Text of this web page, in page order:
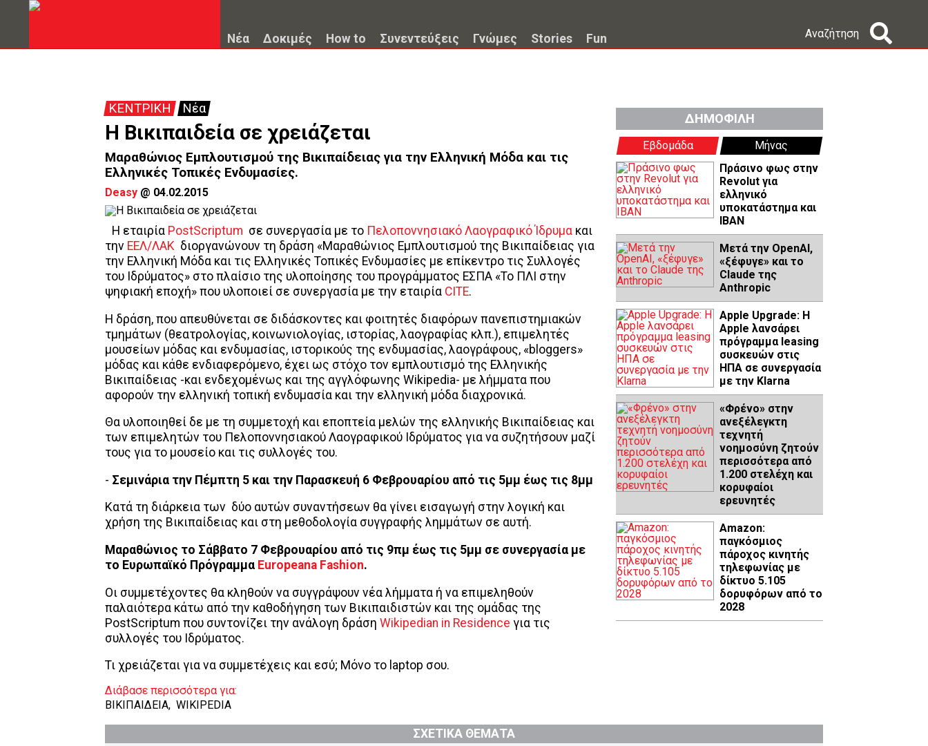
Νέα Δοκιμές How to Συνεντεύξεις Γνώμες Stories Fun Αναζήτηση
ΚΕΝΤΡΙΚΗ Νέα
Η Βικιπαιδεία σε χρειάζεται
Μαραθώνιος Εμπλουτισμού της Βικιπαίδειας για την Ελληνική Μόδα και τις
Ελληνικές Τοπικές Ενδυμασίες.
Deasy @ 04.02.2015
Η εταιρία PostScriptum σε συνεργασία με το Πελοποννησιακό Λαογραφικό Ίδρυμα και
την ΕΕΛ/ΛΑΚ διοργανώνουν τη δράση «Μαραθώνιος Εμπλουτισμού της Βικιπαίδειας για
την Ελληνική Μόδα και τις Ελληνικές Τοπικές Ενδυμασίες με επίκεντρο τις Συλλογές
του Ιδρύματος» στο πλαίσιο της υλοποίησης του προγράμματος ΕΣΠΑ «Το ΠΛΙ στην
ψηφιακή εποχή» που υλοποιεί σε συνεργασία με την εταιρία CITE.
Η δράση, που απευθύνεται σε διδάσκοντες και φοιτητές διαφόρων πανεπιστημιακών
τμημάτων (θεατρολογίας, κοινωνιολογίας, ιστορίας, λαογραφίας κλπ.), επιμελητές
μουσείων μόδας και ενδυμασίας, ιστορικούς της ενδυμασίας, λαογράφους, «bloggers»
μόδας και κάθε ενδιαφερόμενο, έχει ως στόχο τον εμπλουτισμό της Ελληνικής
Βικιπαίδειας -και ενδεχομένως και της αγγλόφωνης Wikipedia- με λήμματα που
αφορούν την ελληνική τοπική ενδυμασία και την ελληνική μόδα διαχρονικά.
Θα υλοποιηθεί δε με τη συμμετοχή και εποπτεία μελών της ελληνικής Βικιπαίδειας και
των επιμελητών του Πελοποννησιακού Λαογραφικού Ιδρύματος για να συζητήσουν μαζί
τους για το μουσείο και τις συλλογές του.
- Σεμινάρια την Πέμπτη 5 και την Παρασκευή 6 Φεβρουαρίου από τις 5μμ έως τις 8μμ
Κατά τη διάρκεια των δύο αυτών συναντήσεων θα γίνει εισαγωγή στην λογική και
χρήση της Βικιπαίδειας και στη μεθοδολογία συγγραφής λημμάτων σε αυτή.
Μαραθώνιος το Σάββατο 7 Φεβρουαρίου από τις 9πμ έως τις 5μμ σε συνεργασία με
το Ευρωπαϊκό Πρόγραμμα Europeana Fashion.
Οι συμμετέχοντες θα κληθούν να συγγράψουν νέα λήμματα ή να επιμεληθούν
παλαιότερα κάτω από την καθοδήγηση των Βικιπαιδιστών και της ομάδας της
PostScriptum που συντονίζει την ανάλογη δράση Wikipedian in Residence για τις
συλλογές του Ιδρύματος.
Τι χρειάζεται για να συμμετέχεις και εσύ; Μόνο το laptop σου.
ΔΗΜΟΦΙΛΗ
Εβδομάδα
Μήνας
Πράσινο φως στην
Revolut για
ελληνικό
υποκατάστημα και
IBAN
Μετά την OpenAI,
«ξέφυγε» και το
Claude της
Anthropic
Apple Upgrade: Η
Apple λανσάρει
πρόγραμμα leasing
συσκευών στις
ΗΠΑ σε συνεργασία
με την Klarna
«Φρένο» στην
ανεξέλεγκτη
τεχνητή
νοημοσύνη ζητούν
περισσότερα από
1.200 στελέχη και
κορυφαίοι
ερευνητές
Amazon:
παγκόσμιος
πάροχος κινητής
τηλεφωνίας με
δίκτυο 5.105
δορυφόρων από το
2028
Διάβασε περισσότερα για:
ΒΙΚΙΠΑΙΔΕΙΑ, WIKIPEDIA
ΣΧΕΤΙΚΑ ΘΕΜΑΤΑ